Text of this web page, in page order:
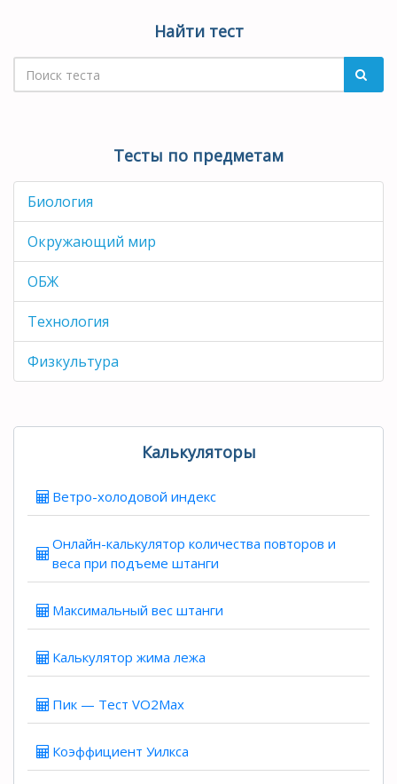
Найти тест
Тесты по предметам
Биология
Окружающий мир
ОБЖ
Технология
Физкультура
Калькуляторы
Ветро-холодовой индекс
Онлайн-калькулятор количества повторов и
веса при подъеме штанги
Максимальный вес штанги
Калькулятор жима лежа
Пик — Тест VO2Max
Коэффициент Уилкса